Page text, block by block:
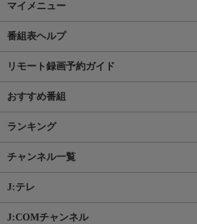
マイメニュー
番組表ヘルプ
リモート録画予約ガイド
おすすめ番組
ランキング
チャンネル一覧
J:テレ
J:COMチャンネル